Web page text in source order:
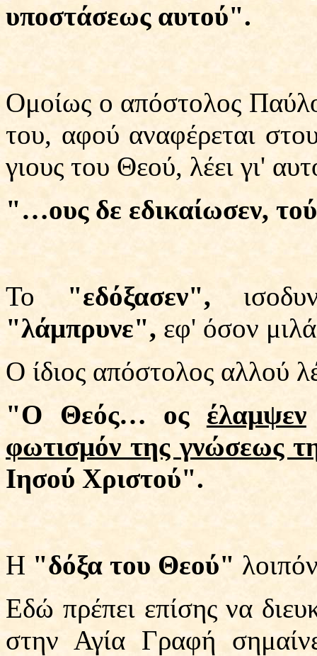
υποστάσεως αυτού".
Ομοίως ο απόστολος
του, αφού αναφέρεται
γιους του Θεού, λέει γι'
"…ους δε εδικαίωσεν,
Το "εδόξασεν",
"λάμπρυνε", εφ' όσον
Ο ίδιος απόστολος αλλού
"Ο Θεός… ος έλαμψεν
φωτισμόν της γνώσεως
Ιησού Χριστού".
Η "δόξα του Θεού"
Εδώ πρέπει επίσης να
στην Αγία Γραφή